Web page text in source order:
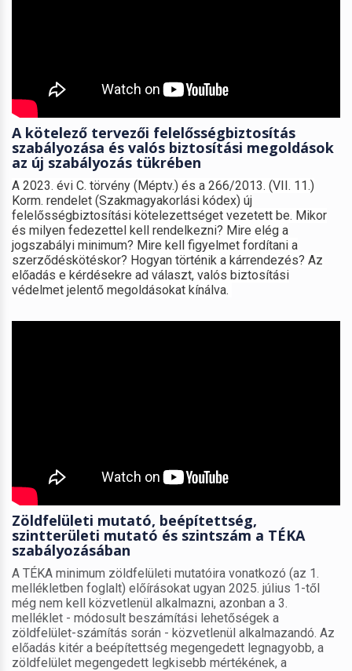
A kötelező tervezői felelősségbiztosítás
szabályozása és valós biztosítási megoldások
az új szabályozás tükrében
A 2023. évi C. törvény (Méptv.) és a 266/2013. (VII. 11.)
Korm. rendelet (Szakmagyakorlási kódex) új
felelősségbiztosítási kötelezettséget vezetett be. Mikor
és milyen fedezettel kell rendelkezni? Mire elég a
jogszabályi minimum? Mire kell figyelmet fordítani a
szerződéskötéskor? Hogyan történik a kárrendezés? Az
előadás e kérdésekre ad választ, valós biztosítási
védelmet jelentő megoldásokat kínálva.
Zöldfelületi mutató, beépítettség,
szintterületi mutató és szintszám a TÉKA
szabályozásában
A TÉKA minimum zöldfelületi mutatóira vonatkozó (az 1.
mellékletben foglalt) előírásokat ugyan 2025. július 1-től
még nem kell közvetlenül alkalmazni, azonban a 3.
melléklet - módosult beszámítási lehetőségek a
zöldfelület-számítás során - közvetlenül alkalmazandó. Az
előadás kitér a beépítettség megengedett legnagyobb, a
zöldfelület megengedett legkisebb mértékének, a